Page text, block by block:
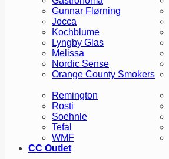
Gunnar Flørning
Jocca
Kochblume
Lyngby Glas
Melissa
Nordic Sense
Orange County Smokers
Remington
Rosti
Soehnle
Tefal
WMF
CC Outlet